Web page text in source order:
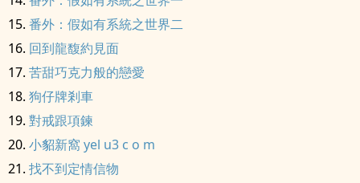
番外：假如有系統之世界二
回到龍馥約見面
苦甜巧克力般的戀愛
狗仔牌剎車
對戒跟項鍊
小貂新窩 yel u3 c o m
找不到定情信物